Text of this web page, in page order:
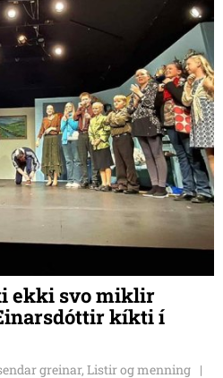
ekki svo miklir
kíkti í
greinar, Listir og menning